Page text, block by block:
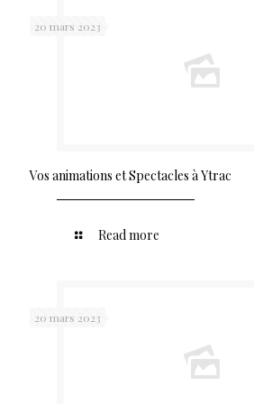
20 mars 2023
Vos animations et Spectacles à Ytrac
Read more
20 mars 2023